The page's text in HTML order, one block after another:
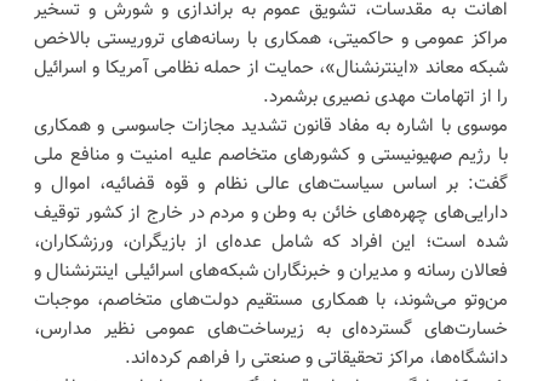
اهانت به مقدسات، تشویق عموم به براندازی و شورش و تسخیر
مراکز عمومی و حاکمیتی، همکاری با رسانه‌های تروریستی بالاخص
شبکه معاند «اینترنشنال»، حمایت از حمله نظامی آمریکا و اسرائیل
را از اتهامات مهدی نصیری برشمرد.
موسوی با اشاره به مفاد قانون تشدید مجازات جاسوسی و همکاری
با رژیم صهیونیستی و کشور‌های متخاصم علیه امنیت و منافع ملی
گفت: بر اساس سیاست‌های عالی نظام و قوه قضائیه، اموال و
دارایی‌های چهره‌های خائن به وطن و مردم در خارج از کشور توقیف
شده است؛ این افراد که شامل عده‌ای از بازیگران، ورزشکاران،
فعالان رسانه و مدیران و خبرنگاران شبکه‌های اسرائیلی اینترنشنال و
من‌وتو می‌شوند، با همکاری مستقیم دولت‌های متخاصم، موجبات
خسارت‌های گسترده‌ای به زیرساخت‌های عمومی نظیر مدارس،
دانشگاه‌ها، مراکز تحقیقاتی و صنعتی را فراهم کرده‌اند.